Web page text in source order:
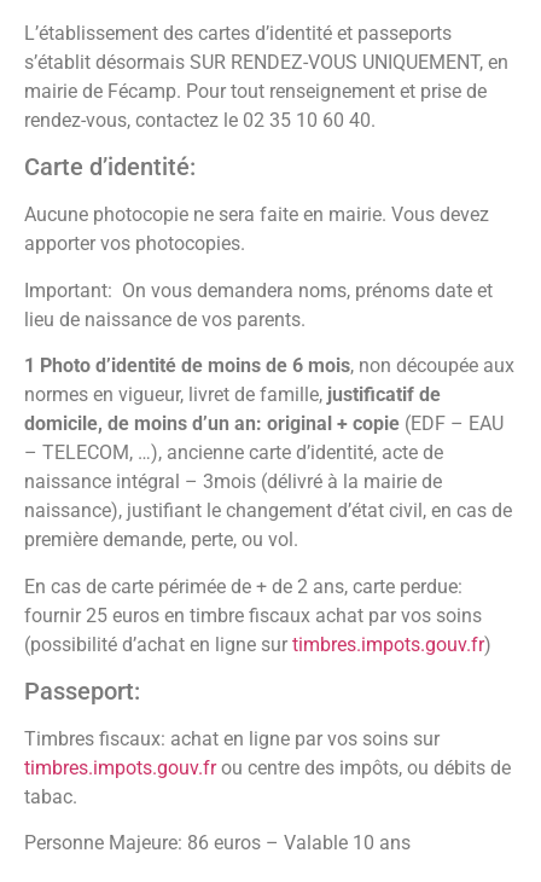
L’établissement des cartes d’identité et passeports
s’établit désormais SUR RENDEZ-VOUS UNIQUEMENT, en
mairie de Fécamp. Pour tout renseignement et prise de
rendez-vous, contactez le 02 35 10 60 40.
Carte d’identité:
Aucune photocopie ne sera faite en mairie. Vous devez
apporter vos photocopies.
Important: On vous demandera noms, prénoms date et
lieu de naissance de vos parents.
1 Photo d’identité de moins de 6 mois, non découpée aux
normes en vigueur, livret de famille, justificatif de
domicile, de moins d’un an: original + copie (EDF – EAU
– TELECOM, …), ancienne carte d’identité, acte de
naissance intégral – 3mois (délivré à la mairie de
naissance), justifiant le changement d’état civil, en cas de
première demande, perte, ou vol.
En cas de carte périmée de + de 2 ans, carte perdue:
fournir 25 euros en timbre fiscaux achat par vos soins
(possibilité d’achat en ligne sur timbres.impots.gouv.fr)
Passeport:
Timbres fiscaux: achat en ligne par vos soins sur
timbres.impots.gouv.frou centre des impôts, ou débits de
tabac.
Personne Majeure: 86 euros – Valable 10 ans